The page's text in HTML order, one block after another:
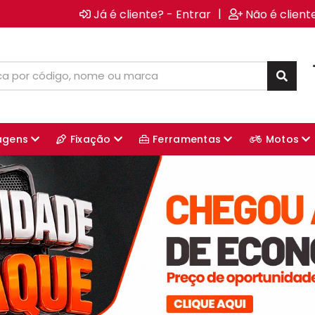
Já é cliente? - Entrar | Não é
Fixação Ferramentas Motos